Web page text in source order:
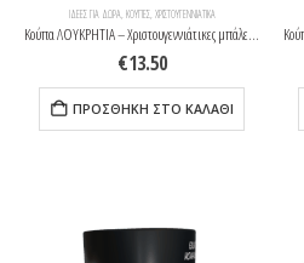
ΙΔΈΕΣ ΓΙΑ ΔΩΡΑ, ΚΟΎΠΕΣ, ΧΡΙΣΤΟΥΓΕΝΝΙΆΤΙΚΑ
Κούπα ΛΟΥΚΡΗΤΙΑ – Χριστουγεννιάτικες μπάλες – Λευκή
€13.50
ΠΡΟΣΘΉΚΗ ΣΤΟ ΚΑΛΆΘΙ